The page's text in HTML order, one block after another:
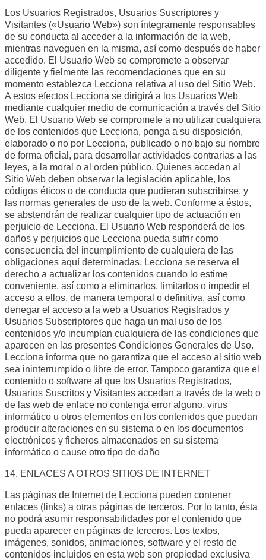
Los Usuarios Registrados, Usuarios Suscriptores y
Visitantes («Usuario Web») son íntegramente responsables
de su conducta al acceder a la información de la web,
mientras naveguen en la misma, así como después de haber
accedido. El Usuario Web se compromete a observar
diligente y fielmente las recomendaciones que en su
momento establezca Lecciona relativa al uso del Sitio Web.
A estos efectos Lecciona se dirigirá a los Usuarios Web
mediante cualquier medio de comunicación a través del Sitio
Web. El Usuario Web se compromete a no utilizar cualquiera
de los contenidos que Lecciona, ponga a su disposición,
elaborado o no por Lecciona, publicado o no bajo su nombre
de forma oficial, para desarrollar actividades contrarias a las
leyes, a la moral o al orden público. Quienes accedan al
Sitio Web deben observar la legislación aplicable, los
códigos éticos o de conducta que pudieran subscribirse, y
las normas generales de uso de la web. Conforme a éstos,
se abstendrán de realizar cualquier tipo de actuación en
perjuicio de Lecciona. El Usuario Web responderá de los
daños y perjuicios que Lecciona pueda sufrir como
consecuencia del incumplimiento de cualquiera de las
obligaciones aquí determinadas. Lecciona se reserva el
derecho a actualizar los contenidos cuando lo estime
conveniente, así como a eliminarlos, limitarlos o impedir el
acceso a ellos, de manera temporal o definitiva, así como
denegar el acceso a la web a Usuarios Registrados y
Usuarios Subscriptores que haga un mal uso de los
contenidos y/o incumplan cualquiera de las condiciones que
aparecen en las presentes Condiciones Generales de Uso.
Lecciona informa que no garantiza que el acceso al sitio web
sea ininterrumpido o libre de error. Tampoco garantiza que el
contenido o software al que los Usuarios Registrados,
Usuarios Suscritos y Visitantes accedan a través de la web o
de las web de enlace no contenga error alguno, virus
informático u otros elementos en los contenidos que puedan
producir alteraciones en su sistema o en los documentos
electrónicos y ficheros almacenados en su sistema
informático o cause otro tipo de daño
14. ENLACES A OTROS SITIOS DE INTERNET
Las páginas de Internet de Lecciona pueden contener
enlaces (links) a otras páginas de terceros. Por lo tanto, ésta
no podrá asumir responsabilidades por el contenido que
pueda aparecer en páginas de terceros. Los textos,
imágenes, sonidos, animaciones, software y el resto de
contenidos incluidos en esta web son propiedad exclusiva